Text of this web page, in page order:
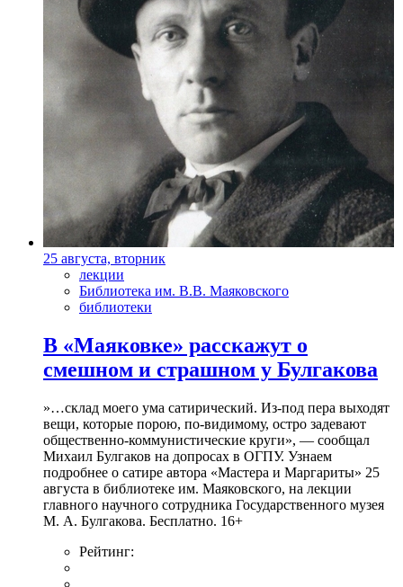
25 августа, вторник
лекции
Библиотека им. В.В. Маяковского
библиотеки
В «Маяковке» расскажут о
смешном и страшном у Булгакова
»…склад моего ума сатирический. Из-под пера выходят
вещи, которые порою, по-видимому, остро задевают
общественно-коммунистические круги», — сообщал
Михаил Булгаков на допросах в ОГПУ. Узнаем
подробнее о сатире автора «Мастера и Маргариты» 25
августа в библиотеке им. Маяковского, на лекции
главного научного сотрудника Государственного музея
М. А. Булгакова. Бесплатно. 16+
Рейтинг: